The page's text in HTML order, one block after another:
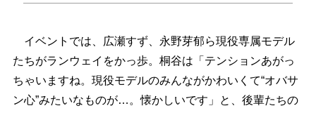
イベントでは、広瀬すず、永野芽郁ら現役専属モデル
たちがランウェイをかっ歩。桐谷は「テンションあがっ
ちゃいますね。現役モデルのみんながかわいくて“オバサ
ン心”みたいなものが…。懐かしいです」と、後輩たちの